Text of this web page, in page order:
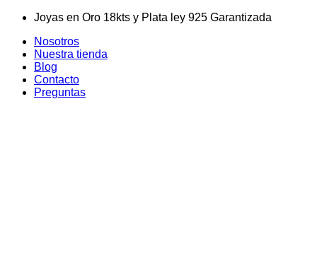
Skip
content
Joyas en Oro 18kts y Plata ley 925 Garantizada
Nosotros
Nuestra tienda
Blog
Contacto
Preguntas